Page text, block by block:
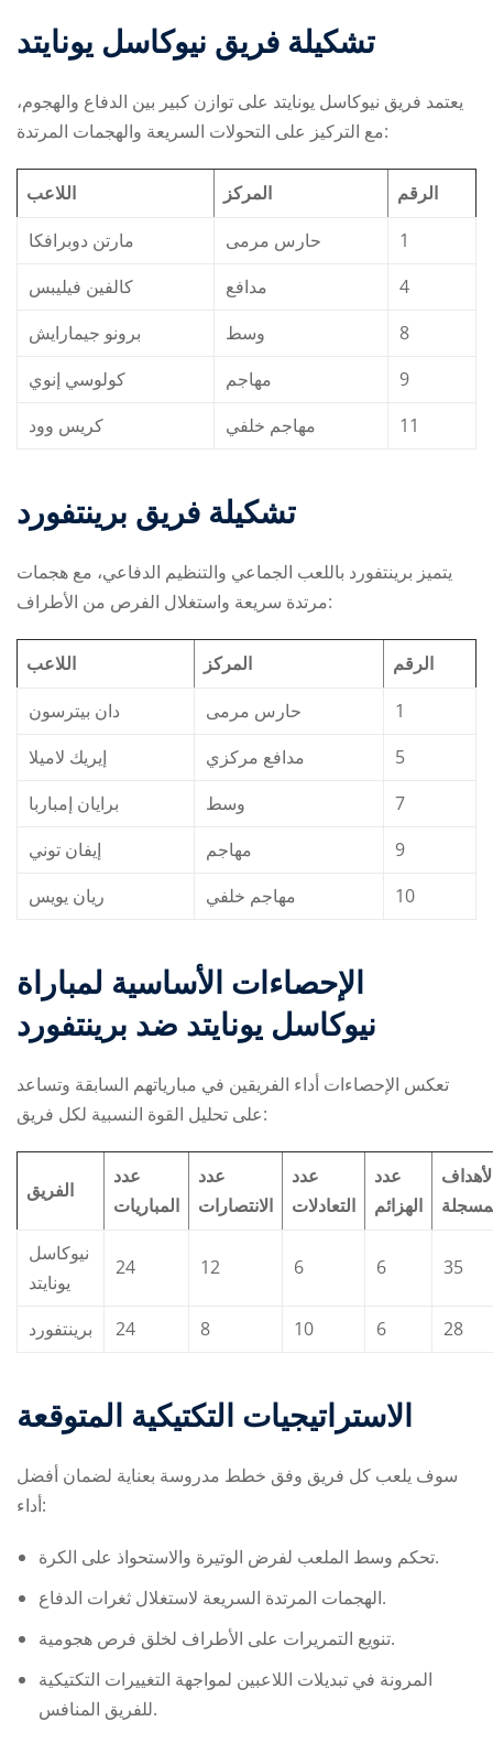
تشكيلة فريق نيوكاسل يونايتد
يعتمد فريق نيوكاسل يونايتد على توازن كبير بين الدفاع والهجوم،
مع التركيز على التحولات السريعة والهجمات المرتدة:
اللاعب المركز
الرقم
مارتن دوبرافكا
حارس مرمى
1
كالفين فيليبس
مدافع
4
برونو جيمارايش
وسط
8
كولوسي إنوي
مهاجم
9
كريس وود
مهاجم خلفي 11
تشكيلة فريق برينتفورد
يتميز برينتفورد باللعب الجماعي والتنظيم الدفاعي، مع هجمات
مرتدة سريعة واستغلال الفرص من الأطراف:
اللاعب المركز
الرقم
دان بيترسون
حارس مرمى
1
إيريك لاميلا
مدافع مركزي
5
برايان إمباربا
وسط
7
إيفان توني
مهاجم
9
ريان يويس
مهاجم خلفي 10
الإحصاءات الأساسية لمباراة
نيوكاسل يونايتد ضد برينتفورد
تعكس الإحصاءات أداء الفريقين في مبارياتهم السابقة وتساعد
على تحليل القوة النسبية لكل فريق:
الفريق
عدد
المباريات
عدد
الانتصارات
عدد
التعادلات
عدد
الهزائم
نيوكاسل
يونايتد
24 12 6 6 35
برينتفورد 24 8 10 6 28
الاستراتيجيات التكتيكية المتوقعة
سوف يلعب كل فريق وفق خطط مدروسة بعناية لضمان أفضل
أداء:
تحكم وسط الملعب لفرض الوتيرة والاستحواذ على الكرة.
الهجمات المرتدة السريعة لاستغلال ثغرات الدفاع.
تنويع التمريرات على الأطراف لخلق فرص هجومية.
المرونة في تبديلات اللاعبين لمواجهة التغييرات التكتيكية
للفريق المنافس.